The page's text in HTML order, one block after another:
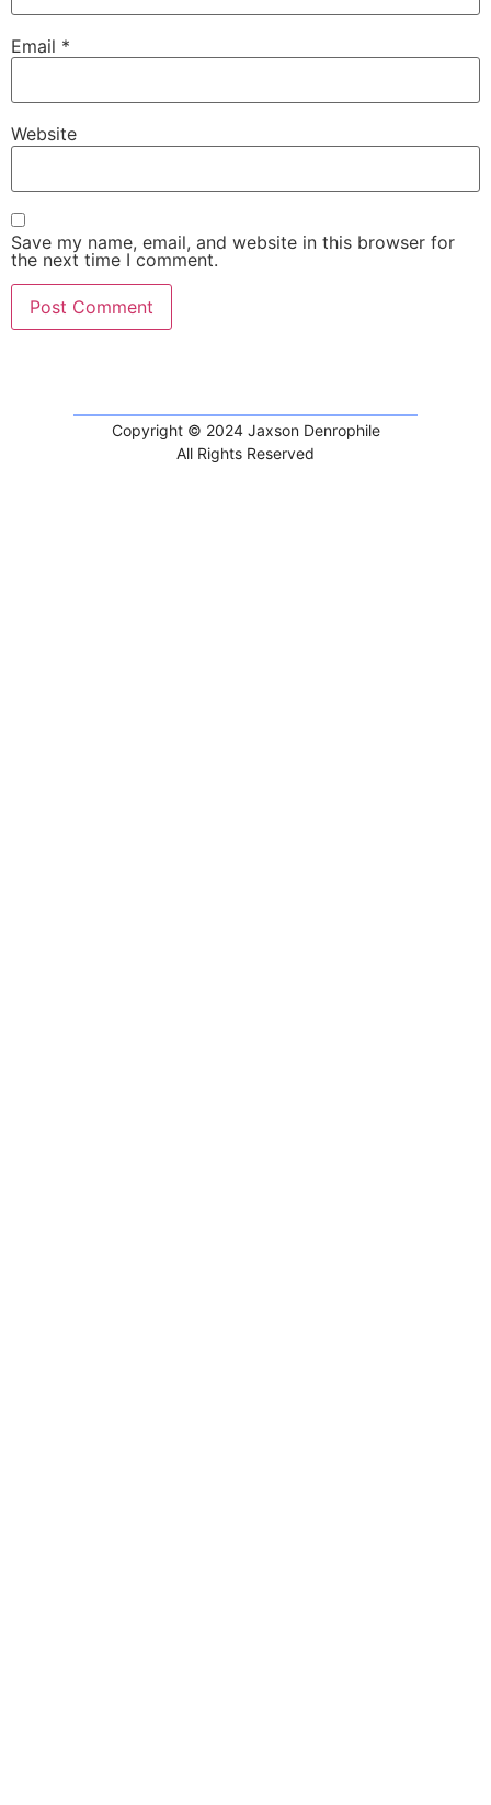
Email *
Website
Save my name, email, and website in this browser for
the next time I comment.
Copyright © 2024 Jaxson Denrophile
All Rights Reserved